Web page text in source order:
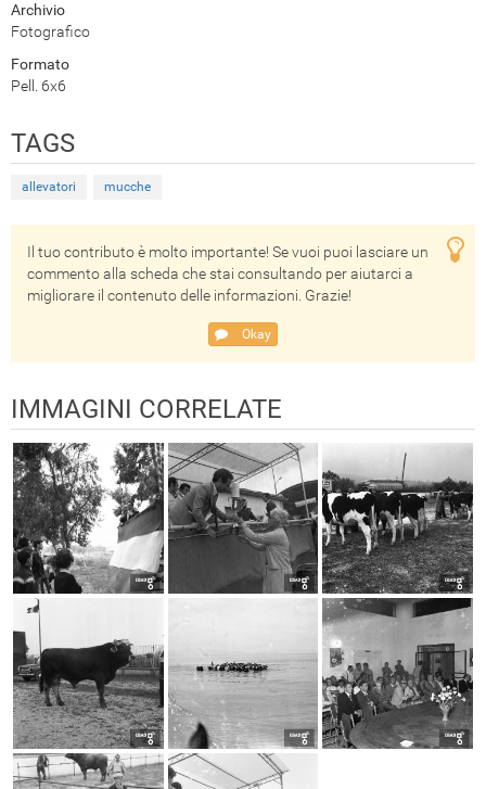
Archivio
Fotografico
Formato
Pell. 6x6
TAGS
allevatori mucche
Il tuo contributo è molto importante! Se vuoi puoi lasciare un
commento alla scheda che stai consultando per aiutarci a
migliorare il contenuto delle informazioni. Grazie!
Okay
IMMAGINI CORRELATE